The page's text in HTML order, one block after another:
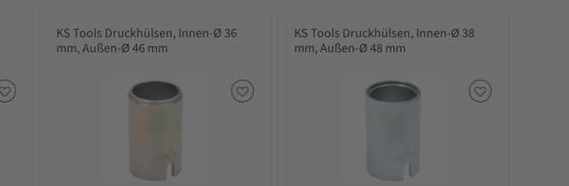
KS Tools Druckhülsen, Innen-Ø 36
mm, Außen-Ø 46 mm
KS Tools Druckhülsen, Innen-Ø 38
mm, Außen-Ø 48 mm